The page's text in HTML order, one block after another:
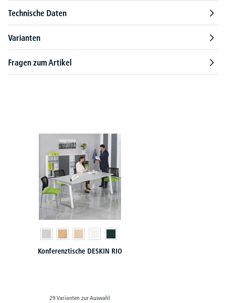
Technische Daten
Varianten
Fragen zum Artikel
Konferenztische DESKIN RIO
29 Varianten zur Auswahl